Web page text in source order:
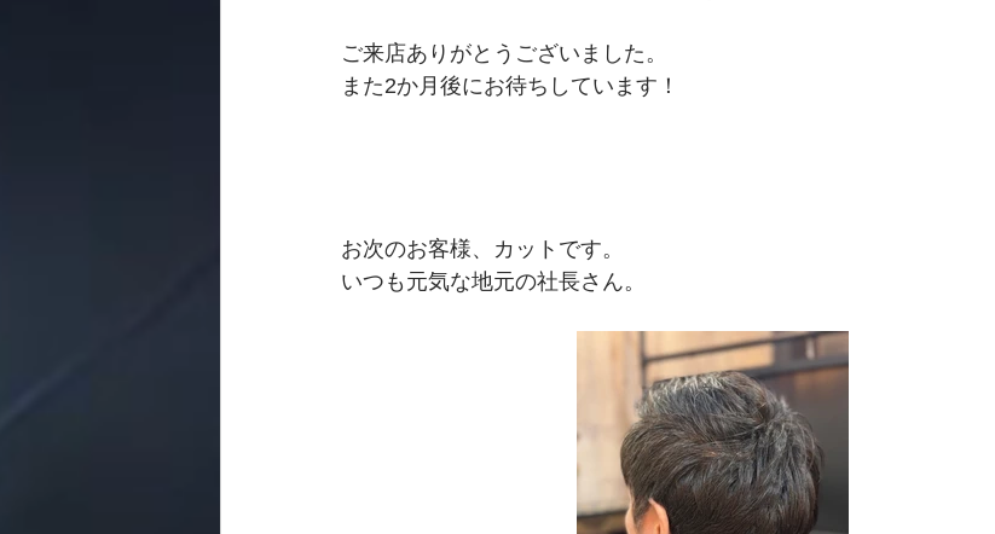
ご来店ありがとうございました。
また2か月後にお待ちしています！
お次のお客様、カットです。
いつも元気な地元の社長さん。